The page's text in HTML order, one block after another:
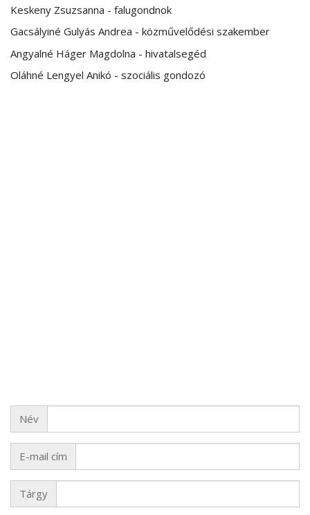
Keskeny Zsuzsanna - falugondnok
Gacsályiné Gulyás Andrea - közművelődési szakember
Angyalné Háger Magdolna - hivatalsegéd
Oláhné Lengyel Anikó - szociális gondozó
Név
Név
E-
mail
cím
E-mail cím
Tárgy
Tárgy